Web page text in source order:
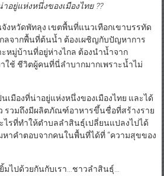
อยู่แห่งหนึ่งของเมืองไทย ??
งหวัดพัทลุง เขตพื้นที่แนวเทือกเขาบรรทัด
ลจากพื้นที่ต้นน้ำ ต้องเผชิญกับปัญหาการ
หมู่บ้านที่อยู่ห่างไกล ต้องนำน้ำจาก
ใช้ ชีวิตผู้คนที่นี่ลำบากมากเพราะน้ำไม่
เมืองที่น่าอยู่แห่งหนึ่งของเมืองไทย และได้
รวมถึงมีผลิตภัณฑ์อาหารขึ้นชื่อที่สร้างราย
ไรที่ทำให้ตำบลลำสินธุ์เปลี่ยนแปลงไปได้
าคำตอบจากคนในพื้นที่ได้ที่ “ความสุขของ
ไปด้วยกันกับเรา…ชาวลำสินธุ์…